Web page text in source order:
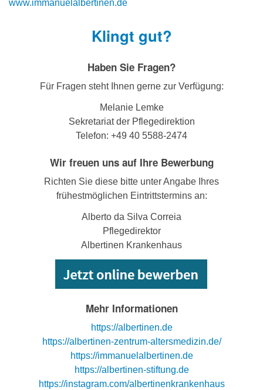
www.immanuelalbertinen.de
Klingt gut?
Haben Sie Fragen?
Für Fragen steht Ihnen gerne zur Verfügung:
Melanie Lemke
Sekretariat der Pflegedirektion
Telefon: +49 40 5588-2474
Wir freuen uns auf Ihre Bewerbung
Richten Sie diese bitte unter Angabe Ihres
frühestmöglichen Eintrittstermins an:
Alberto da Silva Correia
Pflegedirektor
Albertinen Krankenhaus
Mehr Informationen
https://albertinen.de
https://albertinen-zentrum-altersmedizin.de/
https://immanuelalbertinen.de
https://albertinen-stiftung.de
https://instagram.com/albertinenkrankenhaus